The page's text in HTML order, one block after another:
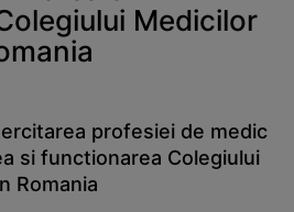
Medicilor
profesiei de medic
si functionarea Colegiului
Romania